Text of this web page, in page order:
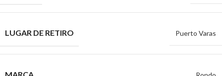
LUGAR DE RETIRO Puerto Varas
MARCA